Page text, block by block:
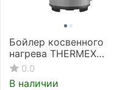
Бойлер косвенного
нагрева THERMEX
Espero 300 F
0.0
В наличии